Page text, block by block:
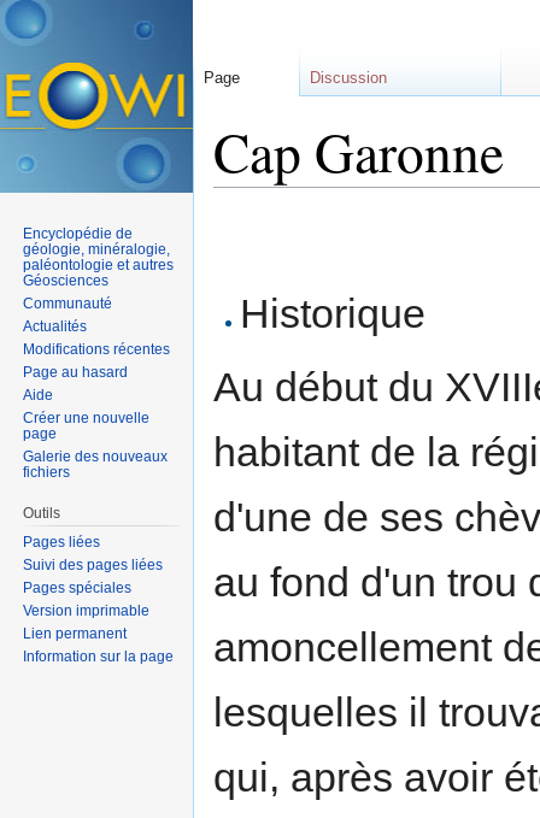
Cap Garonne
Historique
Au début du
habitant de la
d'une de ses
au fond d'un trou
amoncellement
lesquelles il
qui, après avoir
Page Discussion
Encyclopédie de
géologie, minéralogie,
paléontologie et autres
Géosciences
Communauté
Actualités
Modifications récentes
Page au hasard
Aide
Créer une nouvelle
page
Galerie des nouveaux
fichiers
Outils
Pages liées
Suivi des pages liées
Pages spéciales
Version imprimable
Lien permanent
Information sur la page